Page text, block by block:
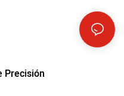
00:22
Precisión